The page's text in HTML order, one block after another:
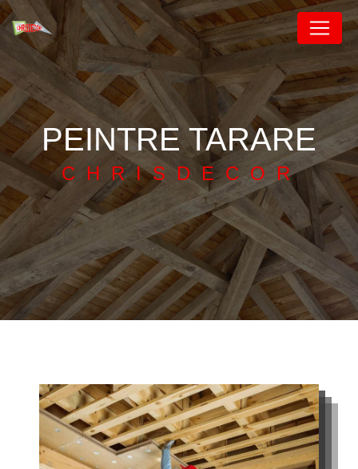
PEINTRE TARARE
CHRISDECOR
Panneau de gestion des cookies